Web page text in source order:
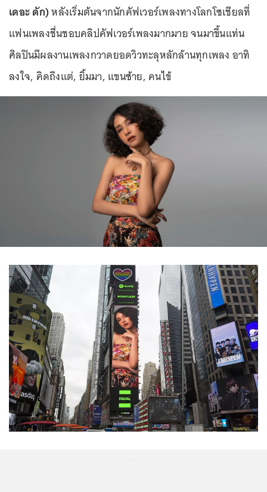
เดอะ ดัก)หลังเริ่มต้นจากนักคัฟเวอร์เพลงทางโลกโซเชียลที่
แฟนเพลงชื่นชอบคลิปคัฟเวอร์เพลงมากมาย จนมาขึ้นแท่น
ศิลปินมีผลงานเพลงกวาดยอดวิวทะลุหลักล้านทุกเพลง อาทิ
ลงใจ, คิดถึงแต่, ยิ้มมา, แขนซ้าย, คนไข้